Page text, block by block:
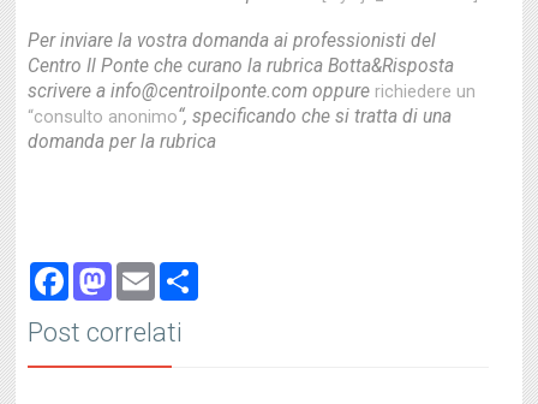
Per inviare la vostra domanda ai professionisti del
Centro Il Ponte che curano la rubrica Botta&Risposta
scrivere a info@centroilponte.com oppure richiedere un
“consulto anonimo“, specificando che si tratta di una
domanda per la rubrica
Facebook
Mastodon
Email
Post correlati